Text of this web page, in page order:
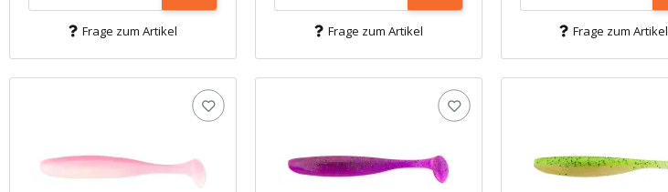
Frage zum Artikel Frage zum Artikel Frage zum Artikel